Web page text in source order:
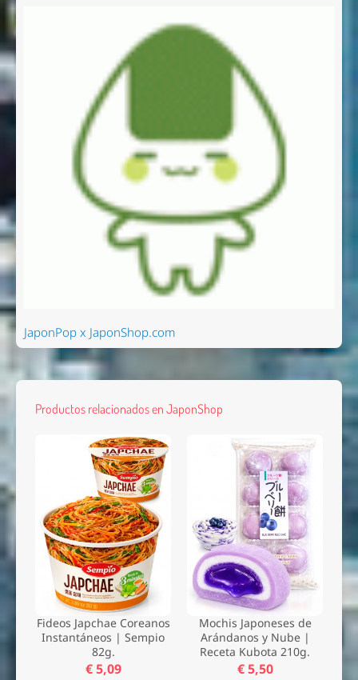
JaponPop x JaponShop.com
Productos relacionados en JaponShop
Fideos Japchae Coreanos
Instantáneos | Sempio
82g.
€ 5,09
Mochis Japoneses de
Arándanos y Nube |
Receta Kubota 210g.
€ 5,50